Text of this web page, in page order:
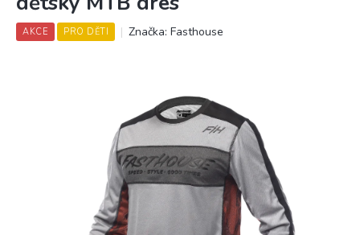
AKCE PRO DĚTI Značka: Fasthouse